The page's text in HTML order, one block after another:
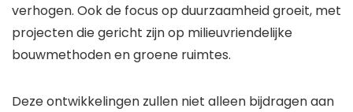
verhogen. Ook de focus op duurzaamheid groeit, met
projecten die gericht zijn op milieuvriendelijke
bouwmethoden en groene ruimtes.
Deze ontwikkelingen zullen niet alleen bijdragen aan